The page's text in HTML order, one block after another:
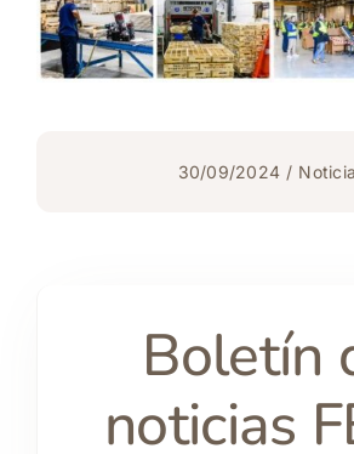
30/09/2024 /
Boletín
noticias